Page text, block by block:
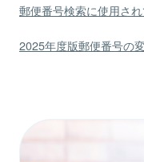
郵便番号検索に使用さ
2025年度版郵便番号の